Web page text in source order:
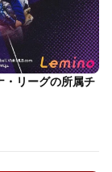
リーグの所属チ